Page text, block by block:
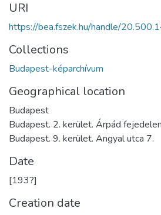
URI
https://bea.fszek.hu/handle/
Collections
Budapest-képarchívum
Geographical location
Budapest
Budapest. 2. kerület. Árpád
Budapest. 9. kerület. Angyal utca 7.
Date
[193?]
Creation date